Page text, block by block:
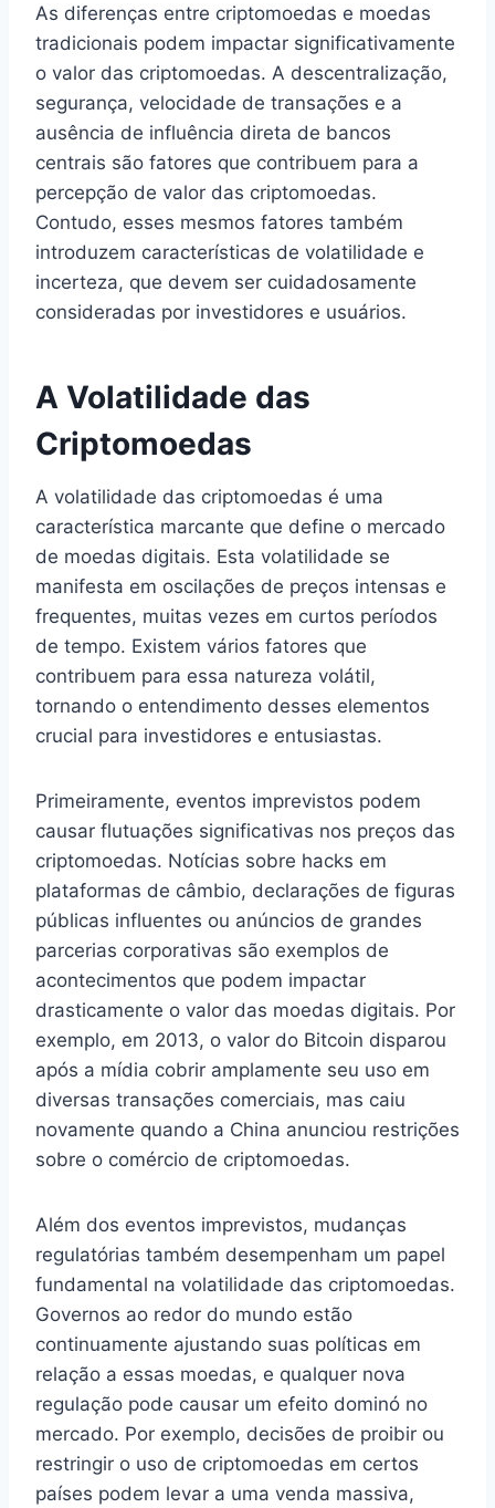
As diferenças entre criptomoedas e moedas
tradicionais podem impactar significativamente
o valor das criptomoedas. A descentralização,
segurança, velocidade de transações e a
ausência de influência direta de bancos
centrais são fatores que contribuem para a
percepção de valor das criptomoedas.
Contudo, esses mesmos fatores também
introduzem características de volatilidade e
incerteza, que devem ser cuidadosamente
consideradas por investidores e usuários.
A Volatilidade das
Criptomoedas
A volatilidade das criptomoedas é uma
característica marcante que define o mercado
de moedas digitais. Esta volatilidade se
manifesta em oscilações de preços intensas e
frequentes, muitas vezes em curtos períodos
de tempo. Existem vários fatores que
contribuem para essa natureza volátil,
tornando o entendimento desses elementos
crucial para investidores e entusiastas.
Primeiramente, eventos imprevistos podem
causar flutuações significativas nos preços das
criptomoedas. Notícias sobre hacks em
plataformas de câmbio, declarações de figuras
públicas influentes ou anúncios de grandes
parcerias corporativas são exemplos de
acontecimentos que podem impactar
drasticamente o valor das moedas digitais. Por
exemplo, em 2013, o valor do Bitcoin disparou
após a mídia cobrir amplamente seu uso em
diversas transações comerciais, mas caiu
novamente quando a China anunciou restrições
sobre o comércio de criptomoedas.
Além dos eventos imprevistos, mudanças
regulatórias também desempenham um papel
fundamental na volatilidade das criptomoedas.
Governos ao redor do mundo estão
continuamente ajustando suas políticas em
relação a essas moedas, e qualquer nova
regulação pode causar um efeito dominó no
mercado. Por exemplo, decisões de proibir ou
restringir o uso de criptomoedas em certos
países podem levar a uma venda massiva,